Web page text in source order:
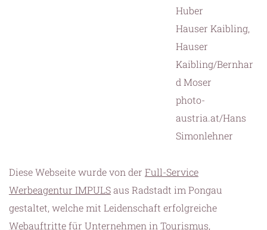
Huber
Hauser Kaibling,
Hauser
Kaibling/Bernhar
d Moser
photo-
austria.at/Hans
Simonlehner
Diese Webseite wurde von der Full-Service
Werbeagentur IMPULSaus Radstadt im Pongau
gestaltet, welche mit Leidenschaft erfolgreiche
Webauftrittefür Unternehmen in Tourismus,